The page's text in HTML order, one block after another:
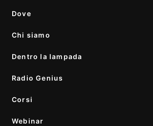
Dove
Chi siamo
Dentro la lampada
Radio Genius
Corsi
Webinar